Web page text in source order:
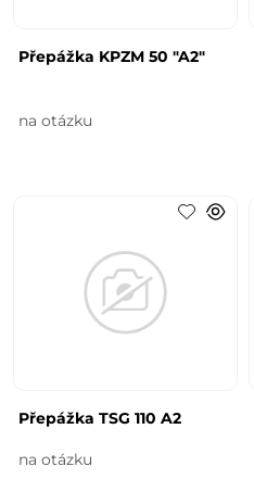
Přepážka KPZM 50 "A2"
na otázku
Přepážka TSG 110 A2
na otázku